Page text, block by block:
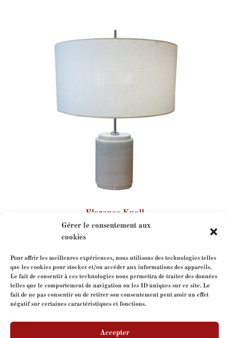
Gérer le consentement aux
cookies
Pour offrir les meilleures expériences, nous utilisons des technologies telles
que les cookies pour stocker et/ou accéder aux informations des appareils.
Le fait de consentir à ces technologies nous permettra de traiter des données
telles que le comportement de navigation ou les ID uniques sur ce site. Le
fait de ne pas consentir ou de retirer son consentement peut avoir un effet
négatif sur certaines caractéristiques et fonctions.
Accepter
Florence Knoll
Contactez-nous